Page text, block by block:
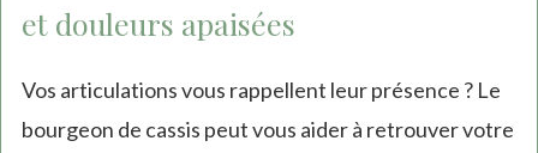
et douleurs apaisées
Vos articulations vous rappellent leur présence ? Le
bourgeon de cassis peut vous aider à retrouver votre